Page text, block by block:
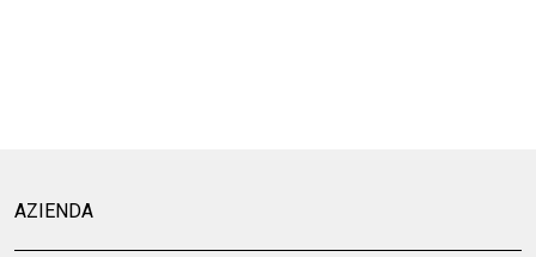
AZIENDA